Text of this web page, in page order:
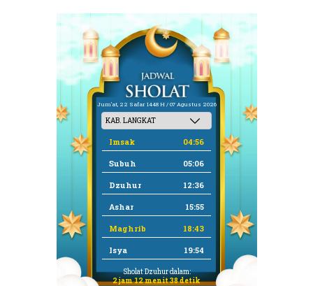
Jum'at, 22 Safar 1448 H / 07 Agustus 2026
Imsak 04:56
Subuh 05:06
Dzuhur 12:36
Ashar 15:55
Maghrib 18:43
Isya 19:54
Sholat Dzuhur dalam:
2 jam 12 menit 38 detik